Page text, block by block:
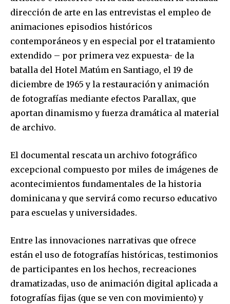
dirección de arte en las entrevistas el empleo de
animaciones episodios históricos
contemporáneos y en especial por el tratamiento
extendido – por primera vez expuesta- de la
batalla del Hotel Matúm en Santiago, el 19 de
diciembre de 1965 y la restauración y animación
de fotografías mediante efectos Parallax, que
aportan dinamismo y fuerza dramática al material
de archivo.
El documental rescata un archivo fotográfico
excepcional compuesto por miles de imágenes de
acontecimientos fundamentales de la historia
dominicana y que servirá como recurso educativo
para escuelas y universidades.
Entre las innovaciones narrativas que ofrece
están el uso de fotografías históricas, testimonios
de participantes en los hechos, recreaciones
dramatizadas, uso de animación digital aplicada a
fotografías fijas (que se ven con movimiento) y